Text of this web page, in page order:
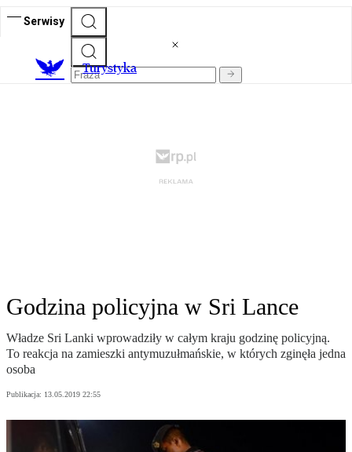
Serwisy
Turystyka
Godzina policyjna w Sri Lance
Władze Sri Lanki wprowadziły w całym kraju godzinę policyjną.
To reakcja na zamieszki antymuzułmańskie, w których zginęła jedna
osoba
Publikacja: 13.05.2019 22:55